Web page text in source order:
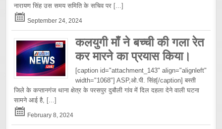
नारायण सिंह उस समय समिति के सचिव पर [...]
September 24, 2024
कलयुगी माँ ने बच्ची की गला रेत
कर मारने का प्रयास किया।
[caption id="attachment_143" align="alignleft"
width="1068"] ASP,ओ.पी. सिंह[/caption] बस्ती
जिले के कप्तानगंज थाना क्षेत्र के परसपुर दुबौली गांव में दिल दहला देने वाली घटना
सामने आई है, [...]
February 8, 2024